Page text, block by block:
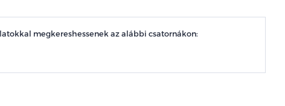
megkereshessenek az alábbi csatornákon: